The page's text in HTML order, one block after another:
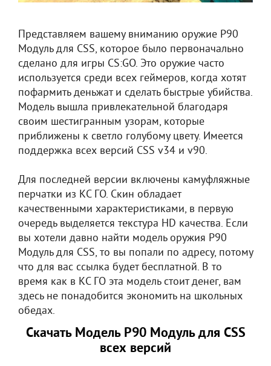
Представляем вашему вниманию оружие P90
Модуль для CSS, которое было первоначально
сделано для игры CS:GO. Это оружие часто
используется среди всех геймеров, когда хотят
пофармить деньжат и сделать быстрые убийства.
Модель вышла привлекательной благодаря
своим шестигранным узорам, которые
приближены к светло голубому цвету. Имеется
поддержка всех версий CSS v34 и v90.
Для последней версии включены камуфляжные
перчатки из КС ГО. Скин обладает
качественными характеристиками, в первую
очередь выделяется текстура HD качества. Если
вы хотели давно найти модель оружия P90
Модуль для CSS, то вы попали по адресу, потому
что для вас ссылка будет бесплатной. В то
время как в КС ГО эта модель стоит денег, вам
здесь не понадобится экономить на школьных
обедах.
Скачать Модель P90 Модуль для CSS
всех версий